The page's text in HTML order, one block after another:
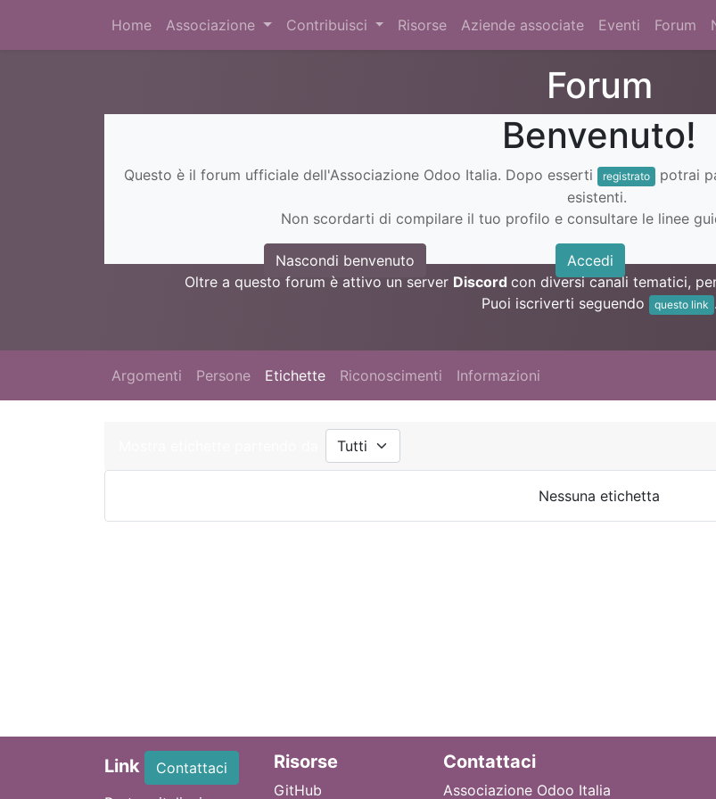
Home Associazione Contribuisci Risorse Aziende associate Eventi Forum
Forum
Benvenuto!
Questo è il forum ufficiale dell'Associazione Odoo Italia. Dopo esserti registrato
potrai
esistenti.
Non scordarti di compilare il tuo profilo e consultare le linee
Nascondi benvenuto Accedi
Oltre a questo forum è attivo un server Discord con diversi canali tematici,
Puoi iscriverti seguendo
questo link .
Argomenti Persone Etichette Riconoscimenti Informazioni
Nessuna etichetta
Link
Contattaci
Risorse
GitHub
Contattaci
Associazione Odoo Italia